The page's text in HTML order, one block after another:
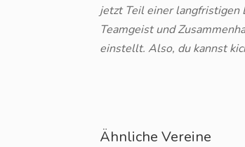
jetzt Teil einer langfristigen
Teamgeist und
einstellt. Also, du kannst
Ähnliche Vereine